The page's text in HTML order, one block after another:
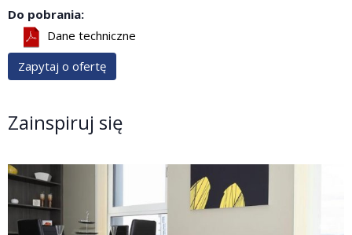
Do pobrania:
Dane techniczne
Zapytaj o ofertę
Zainspiruj się